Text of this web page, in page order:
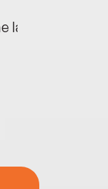
la